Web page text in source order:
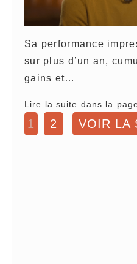
Sa performance
sur plus d’un an,
gains et…
Lire la suite dans la
1 2 VOIR LA